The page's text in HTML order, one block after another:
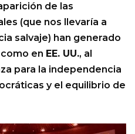
de las
(que nos llevaría a
salvaje) han generado
como en EE. UU., al
para la independencia
y el equilibrio de